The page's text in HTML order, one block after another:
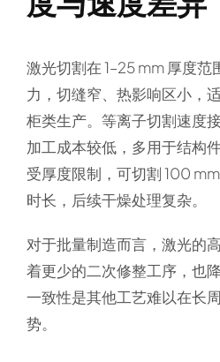
激光切割在 1–25 mm 厚度
力，切缝窄、热影响区小，
柜类生产。等离子切割速度
加工成本较低，多用于结构
受厚度限制，可切割 100
时长，后续干燥处理复杂。
对于批量制造而言，激光的
着更少的二次修整工序，也
一致性是其他工艺难以在长
势。